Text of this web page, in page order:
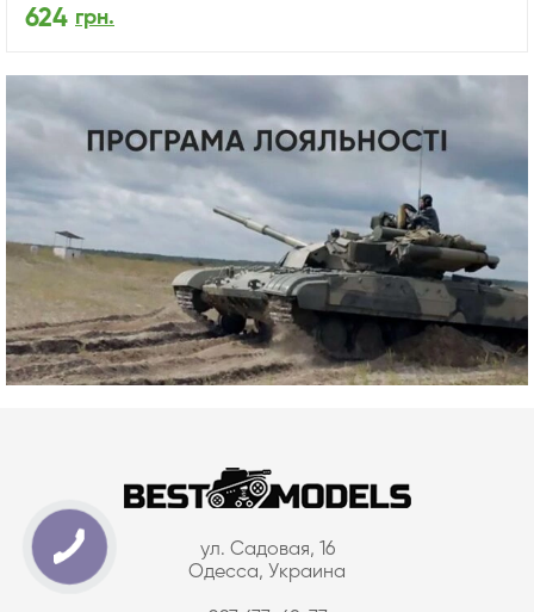
624 грн.
ул. Садовая, 16
Одесса, Украина